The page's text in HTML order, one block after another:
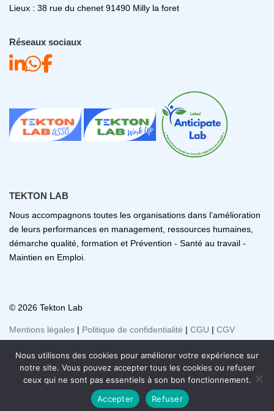
Lieux : 38 rue du chenet 91490 Milly la foret
Réseaux sociaux
TEKTON LAB
Nous accompagnons toutes les organisations dans l’amélioration
de leurs performances en management, ressources humaines,
démarche qualité, formation et Prévention - Santé au travail -
Maintien en Emploi.
© 2026 Tekton Lab
Mentions légales | Politique de confidentialité | CGU | CGV
© 2026 Tekton Lab. Tous droits réservés.
Nous utilisons des cookies pour améliorer votre expérience sur
notre site. Vous pouvez accepter tous les cookies ou refuser
ceux qui ne sont pas essentiels à son bon fonctionnement.
Accepter
Refuser